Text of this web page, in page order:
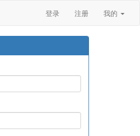
登录 注册 我的